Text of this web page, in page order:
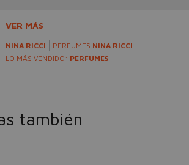
VER MÁS
NINA RICCI PERFUMES NINA RICCI
LO MÁS VENDIDO: PERFUMES
también